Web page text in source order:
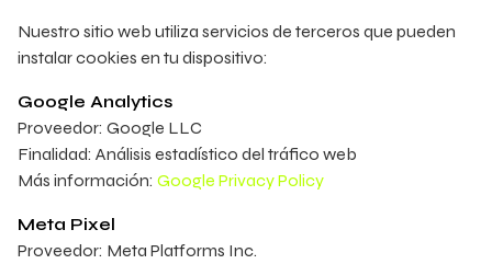
Nuestro sitio web utiliza servicios de terceros que pueden
instalar cookies en tu dispositivo:
Google Analytics
Proveedor: Google LLC
Finalidad: Análisis estadístico del tráfico web
Más información: Google Privacy Policy
Meta Pixel
Proveedor: Meta Platforms Inc.